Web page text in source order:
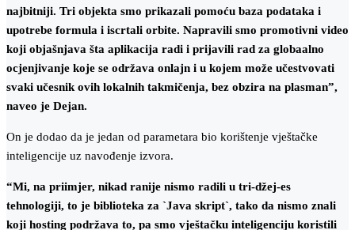
najbitniji. Tri objekta smo prikazali pomoću baza podataka i
upotrebe formula i iscrtali orbite. Napravili smo promotivni video
koji objašnjava šta aplikacija radi i prijavili rad za globaalno
ocjenjivanje koje se održava onlajn i u kojem može učestvovati
svaki učesnik ovih lokalnih takmičenja, bez obzira na plasman”,
naveo je Dejan.
On je dodao da je jedan od parametara bio korištenje vještačke
inteligencije uz navođenje izvora.
“Mi, na priimjer, nikad ranije nismo radili u tri-džej-es
tehnologiji, to je biblioteka za `Java skript`, tako da nismo znali
koji hosting podržava to, pa smo vještačku inteligenciju koristili